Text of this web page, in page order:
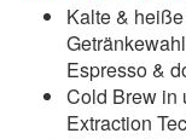
Kalte &
Espresso &
Cold Brew in
Extraction